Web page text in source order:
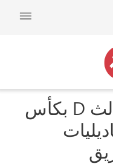
فوز فريق الصف الثالث D بكأس